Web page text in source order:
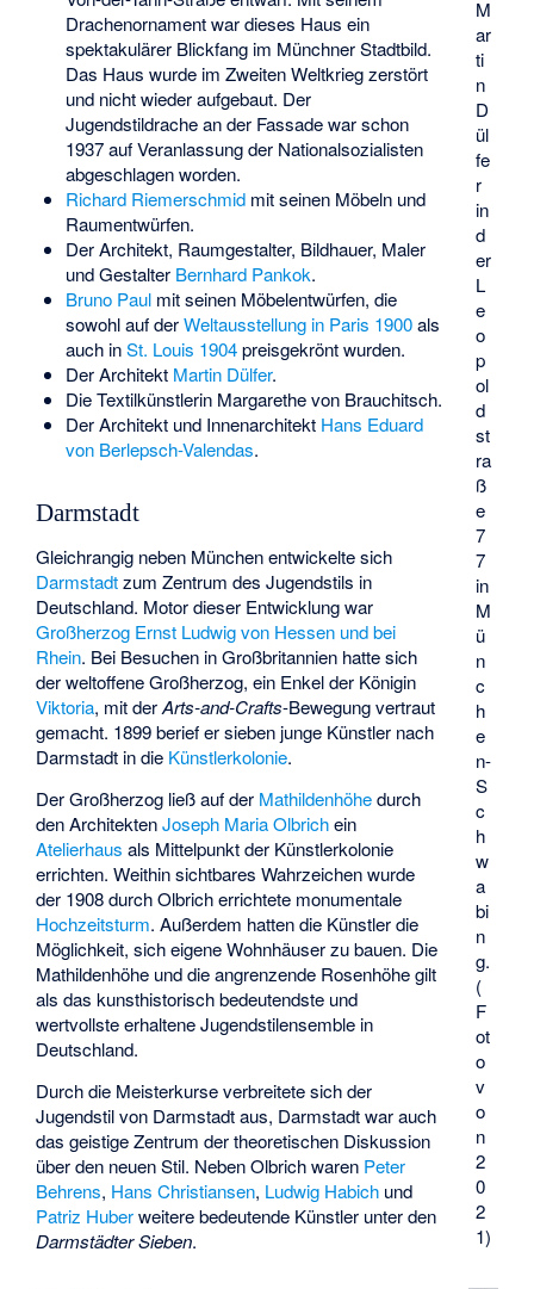
M
ar
ti
n
D
ül
fe
r
in
d
er
L
e
o
p
ol
d
st
ra
ß
e
7
7
in
M
ü
n
c
h
e
n-
S
c
h
w
a
bi
n
g.
(
F
ot
o
v
o
n
2
0
2
1)
Drachenornament war dieses Haus ein
spektakulärer Blickfang im Münchner Stadtbild.
Das Haus wurde im Zweiten Weltkrieg zerstört
und nicht wieder aufgebaut. Der
Jugendstildrache an der Fassade war schon
1937 auf Veranlassung der Nationalsozialisten
abgeschlagen worden.
Richard Riemerschmidmit seinen Möbeln und
Raumentwürfen.
Der Architekt, Raumgestalter, Bildhauer, Maler
und Gestalter Bernhard Pankok.
Bruno Paulmit seinen Möbelentwürfen, die
sowohl auf derWeltausstellung in Paris 1900als
auch inSt. Louis 1904preisgekrönt wurden.
Der Architekt Martin Dülfer.
Die Textilkünstlerin Margarethe von Brauchitsch.
Der Architekt und Innenarchitekt Hans Eduard
von Berlepsch-Valendas.
Darmstadt
Gleichrangig neben München entwickelte sich
Darmstadtzum Zentrum des Jugendstils in
Deutschland. Motor dieser Entwicklung war
Großherzog Ernst Ludwig von Hessen und bei
Rhein. Bei Besuchen in Großbritannien hatte sich
der weltoffene Großherzog, ein Enkel der Königin
Viktoria, mit derArts-and-Crafts-Bewegung vertraut
gemacht. 1899 berief er sieben junge Künstler nach
Darmstadt in die Künstlerkolonie.
Der Großherzog ließ auf der Mathildenhöhedurch
den ArchitektenJoseph Maria Olbrichein
Atelierhaus als Mittelpunkt der Künstlerkolonie
errichten. Weithin sichtbares Wahrzeichen wurde
der 1908 durch Olbrich errichtete monumentale
Hochzeitsturm. Außerdem hatten die Künstler die
Möglichkeit, sich eigene Wohnhäuser zu bauen. Die
Mathildenhöhe und die angrenzende Rosenhöhe gilt
als das kunsthistorisch bedeutendste und
wertvollste erhaltene Jugendstilensemble in
Deutschland.
Durch die Meisterkurse verbreitete sich der
Jugendstil von Darmstadt aus, Darmstadt war auch
das geistige Zentrum der theoretischen Diskussion
über den neuen Stil. Neben Olbrich waren Peter
Behrens, Hans Christiansen, Ludwig Habich und
Patriz Huberweitere bedeutende Künstler unter den
Darmstädter Sieben.